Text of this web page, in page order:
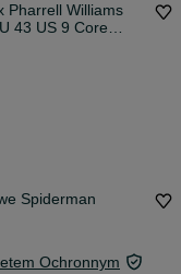
Pharrell Williams
43 US 9 Core
Spiderman
Ochronnym